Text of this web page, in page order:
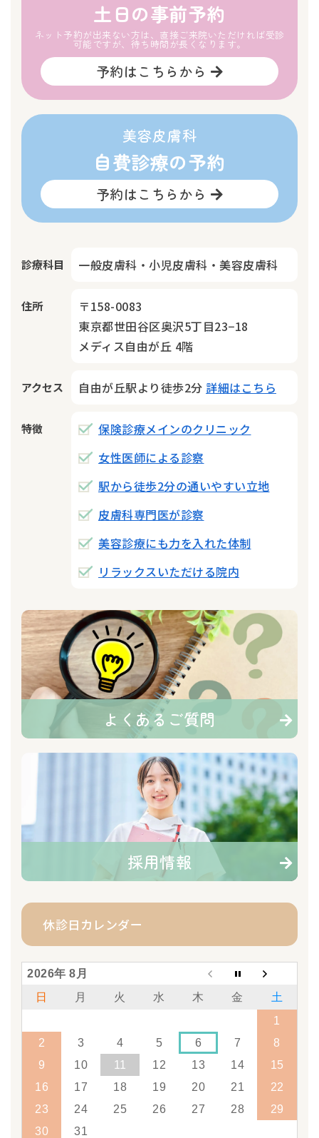
土日の事前予約
ネット予約が出来ない方は、直接ご来院いただければ受診
可能ですが、待ち時間が長くなります。
予約はこちらから
美容皮膚科
自費診療の予約
予約はこちらから
診療科目 一般皮膚科・小児皮膚科・美容皮膚科
住所
〒158-0083
東京都世田谷区奥沢5丁目23−18
メディス自由が丘 4階
アクセス 自由が丘駅より徒歩2分 詳細はこちら
特徴
保険診療メインのクリニック
女性医師による診察
駅から徒歩2分の通いやすい立地
皮膚科専門医が診察
美容診療にも力を入れた体制
リラックスいただける院内
よくあるご質問
採用情報
休診日カレンダー
2026年 8月
日
月 火 水 木 金
土
1
2
3 4 5 6 7
8
9
10 11 12 13 14
15
16
17 18 19 20 21
22
23
24 25 26 27 28
29
30
31